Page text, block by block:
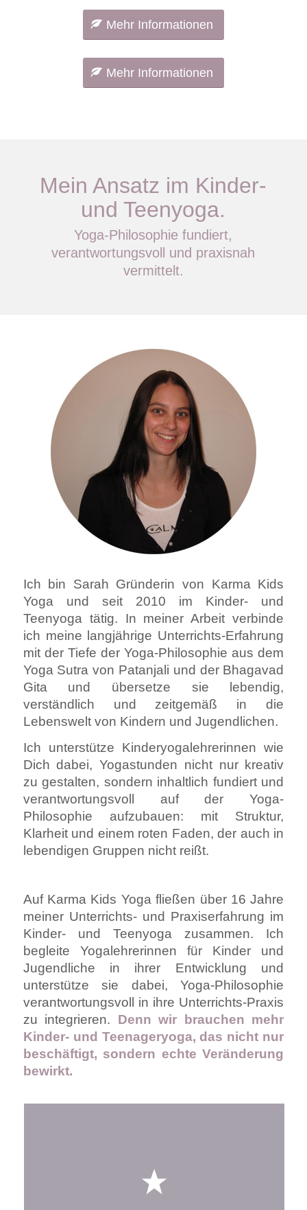
Mehr Informationen
Mehr Informationen
Mein Ansatz im Kinder-
und Teenyoga.
Yoga-Philosophie fundiert,
verantwortungsvoll und praxisnah
vermittelt.
Ich bin Sarah Gründerin von Karma Kids
Yoga und seit 2010 im Kinder- und
Teenyoga tätig. In meiner Arbeit verbinde
ich meine langjährige Unterrichts-Erfahrung
mit der Tiefe der Yoga-Philosophie aus dem
Yoga Sutra von Patanjali und der Bhagavad
Gita und übersetze sie lebendig,
verständlich und zeitgemäß in die
Lebenswelt von Kindern und Jugendlichen.
Ich unterstütze Kinderyogalehrerinnen wie
Dich dabei, Yogastunden nicht nur kreativ
zu gestalten, sondern inhaltlich fundiert und
verantwortungsvoll auf der Yoga-
Philosophie aufzubauen: mit Struktur,
Klarheit und einem roten Faden, der auch in
lebendigen Gruppen nicht reißt.
Auf Karma Kids Yoga fließen über 16 Jahre
meiner Unterrichts- und Praxiserfahrung im
Kinder- und Teenyoga zusammen. Ich
begleite Yogalehrerinnen für Kinder und
Jugendliche in ihrer Entwicklung und
unterstütze sie dabei, Yoga-Philosophie
verantwortungsvoll in ihre Unterrichts-Praxis
zu integrieren. Denn wir brauchen mehr
Kinder- und Teenageryoga, das nicht nur
beschäftigt, sondern echte Veränderung
bewirkt.
Mit über 15 Jahren an Erfahrung als
Kinderyogalehrerin zeige ich dir, wie